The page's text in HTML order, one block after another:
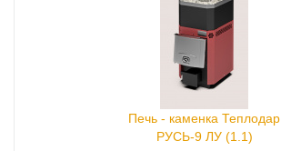
Печь - каменка Теплодар
РУСЬ-9 ЛУ (1.1)